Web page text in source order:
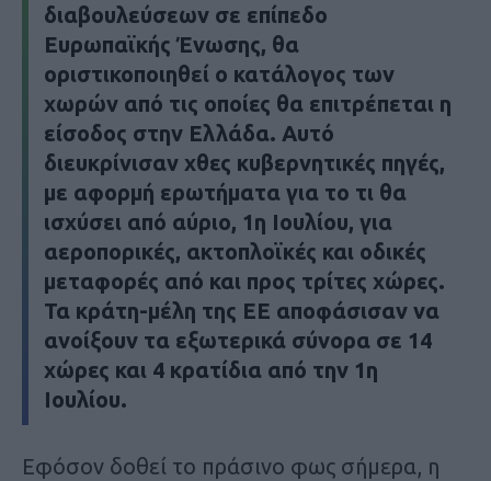
διαβουλεύσεων σε επίπεδο
Ευρωπαϊκής Ένωσης, θα
οριστικοποιηθεί ο κατάλογος των
χωρών από τις οποίες θα επιτρέπεται η
είσοδος στην Ελλάδα. Αυτό
διευκρίνισαν χθες κυβερνητικές πηγές,
με αφορμή ερωτήματα για το τι θα
ισχύσει από αύριο, 1η Ιουλίου, για
αεροπορικές, ακτοπλοϊκές και οδικές
μεταφορές από και προς τρίτες χώρες.
Τα κράτη-μέλη της ΕΕ αποφάσισαν να
ανοίξουν τα εξωτερικά σύνορα σε 14
χώρες και 4 κρατίδια από την 1η
Ιουλίου.
Εφόσον δοθεί το πράσινο φως σήμερα, η